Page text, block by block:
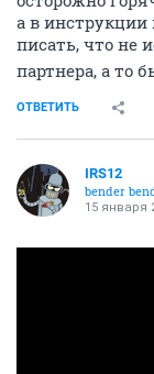
а в
писать, что не
партнера, а то
ОТВЕТИТЬ
IRS12
bender
15 января